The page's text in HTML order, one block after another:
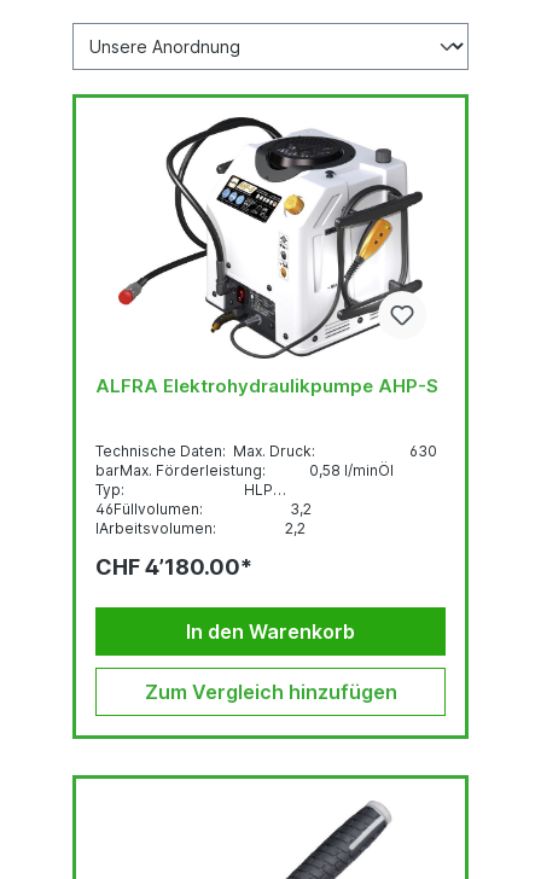
ALFRA Elektrohydraulikpumpe AHP-S
Technische Daten: Max. Druck: 630
barMax. Förderleistung: 0,58 l/minÖl
Typ: HLP
46Füllvolumen: 3,2
lArbeitsvolumen: 2,2
Frequenz: 230 V / 50
kWStromaufnahme: 3,26
AMotordrehzahl:...
CHF 4’180.00*
In den Warenkorb
Zum Vergleich hinzufügen